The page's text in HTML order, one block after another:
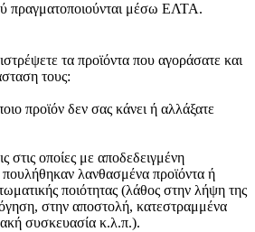
πραγματοποιούνται μέσω ΕΛΤΑ.
τα προϊόντα που αγοράσατε και
τους:
προϊόν δεν σας κάνει ή αλλάξατε
στις οποίες με αποδεδειγμένη
πουλήθηκαν λανθασμένα προϊόντα ή
ποιότητας (λάθος στην λήψη της
στην αποστολή, κατεστραμμένα
συσκευασία κ.λ.π.).